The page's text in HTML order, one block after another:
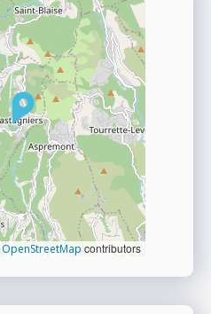
OpenStreetMap contributors